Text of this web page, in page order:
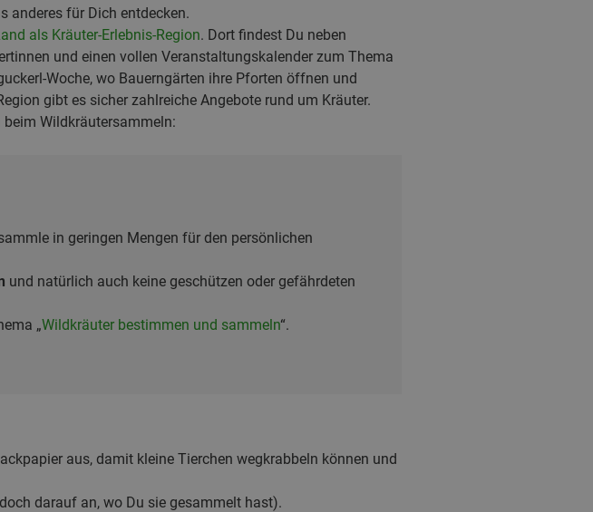
anderes für Dich entdecken.
als Kräuter-Erlebnis-Region. Dort findest Du neben
und einen vollen Veranstaltungskalender zum Thema
Woche, wo Bauerngärten ihre Pforten öffnen und
gibt es sicher zahlreiche Angebote rund um Kräuter.
beim Wildkräutersammeln:
in geringen Mengen für den persönlichen
und natürlich auch keine geschützen oder gefährdeten
„Wildkräuter bestimmen und sammeln“.
aus, damit kleine Tierchen wegkrabbeln können und
darauf an, wo Du sie gesammelt hast).